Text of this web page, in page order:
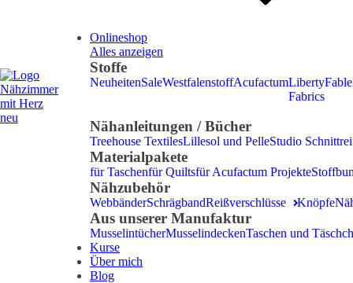
Onlineshop
Alles anzeigen
Stoffe
NeuheitenSaleWestfalenstoffAcufactumLiberty
Fabrics
Nähanleitungen / Bücher
Treehouse TextilesLillesol und PelleStudio
Materialpakete
für Taschenfür Quiltsfür Acufactum Projekte
Nähzubehör
WebbänderSchrägbandReißverschlüsse Knöpfe
Aus unserer Manufaktur
MusselintücherMusselindeckenTaschen und
Kurse
Über mich
Blog